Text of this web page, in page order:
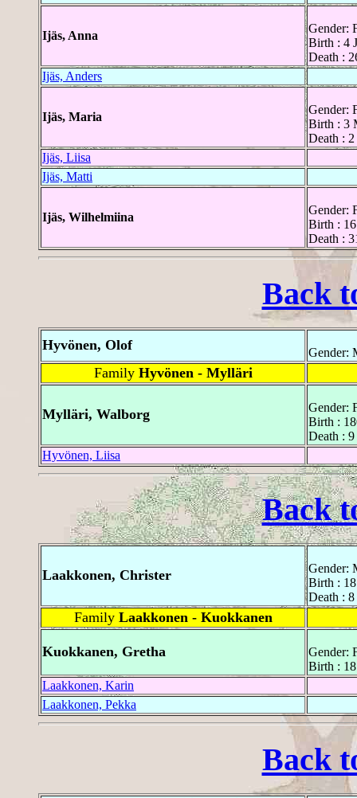
Ijäs, Anna
Gender:
Birth : 4
Death :
Ijäs, Anders
Ijäs, Maria
Gender:
Birth : 3
Death :
Ijäs, Liisa
Ijäs, Matti
Ijäs, Wilhelmiina
Gender:
Birth :
Death :
Back
Hyvönen, Olof Gender:
Family Hyvönen - Mylläri
Mylläri, Walborg
Gender:
Birth :
Death :
Hyvönen, Liisa
Back
Laakkonen, Christer
Gender:
Birth :
Death :
Family Laakkonen - Kuokkanen
Kuokkanen, Gretha
Gender:
Birth :
Laakkonen, Karin
Laakkonen, Pekka
Back